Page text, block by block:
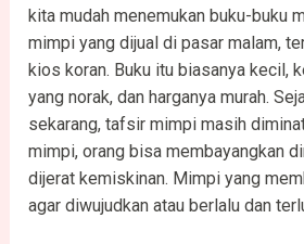
kita mudah menemukan buku-buku
mimpi yang dijual di pasar malam,
kios koran. Buku itu biasanya kecil,
yang norak, dan harganya murah.
sekarang, tafsir mimpi masih
mimpi, orang bisa membayangkan
dijerat kemiskinan. Mimpi yang
agar diwujudkan atau berlalu dan